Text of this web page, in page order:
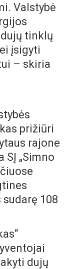
Valstybė
tinklų
įsigyti
– skiria
prižiūri
rajone
SĮ „Simno
108
dujų